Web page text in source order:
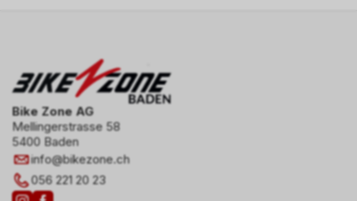
Bike Zone AG
Mellingerstrasse 58
5400 Baden
info@bikezone.ch
056 221 20 23